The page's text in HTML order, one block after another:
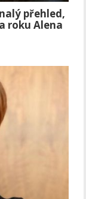
přehled,
roku Alena